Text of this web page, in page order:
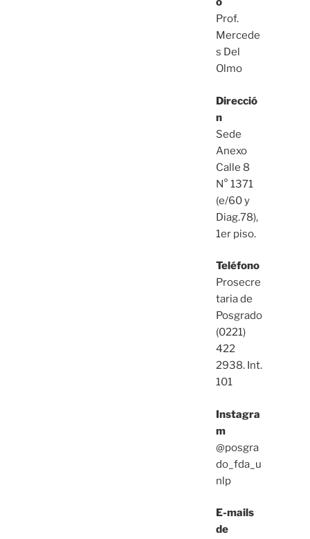
Prof.
Mercede
s Del
Olmo
Direcció
n
Sede
Anexo
Calle 8
N° 1371
(e/60 y
Diag.78),
1er piso.
Teléfono
Prosecre
taria de
Posgrado
(0221)
422
2938. Int.
101
Instagra
m
@posgra
do_fda_u
nlp
E-mails
de